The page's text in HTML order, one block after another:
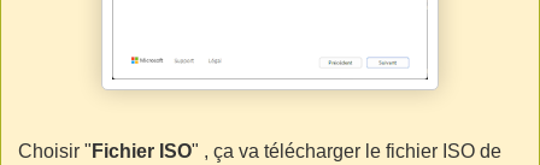
Choisir " Fichier ISO" , ça va télécharger le fichier ISO de